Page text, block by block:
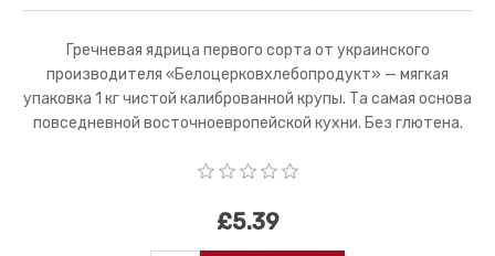
Гречневая ядрица первого сорта от украинского
производителя «Белоцерковхлебопродукт» — мягкая
упаковка 1 кг чистой калиброванной крупы. Та самая основа
повседневной восточноевропейской кухни. Без глютена.
£5.39